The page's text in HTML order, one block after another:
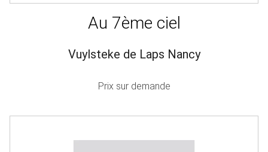
Au 7ème ciel
Vuylsteke de Laps Nancy
Prix sur demande